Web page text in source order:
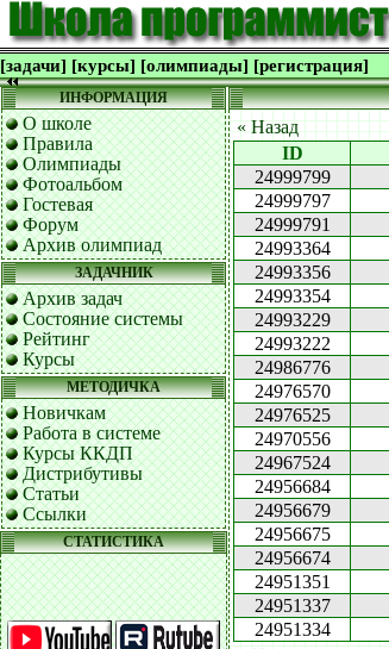
[задачи] [курсы] [олимпиады] [регистрация]
ИНФОРМАЦИЯ
О школе
Правила
Олимпиады
Фотоальбом
Гостевая
Форум
Архив олимпиад
ЗАДАЧНИК
Архив задач
Состояние системы
Рейтинг
Курсы
МЕТОДИЧКА
Новичкам
Работа в системе
Курсы ККДП
Дистрибутивы
Статьи
Ссылки
СТАТИСТИКА
« Назад
ID
24999799
24999797
24999791
24993364
24993356
24993354
24993229
24993222
24986776
24976570
24976525
24970556
24967524
24956684
24956679
24956675
24956674
24951351
24951337
24951334